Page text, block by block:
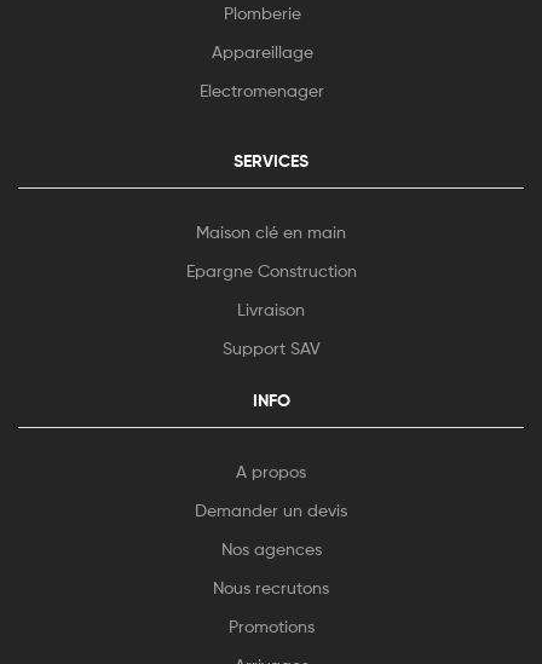
Plomberie
Appareillage
Electromenager
SERVICES
Maison clé en main
Epargne Construction
Livraison
Support SAV
INFO
A propos
Demander un devis
Nos agences
Nous recrutons
Promotions